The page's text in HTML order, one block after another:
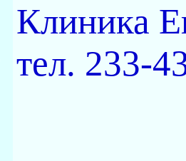
Клиника
тел. 233-